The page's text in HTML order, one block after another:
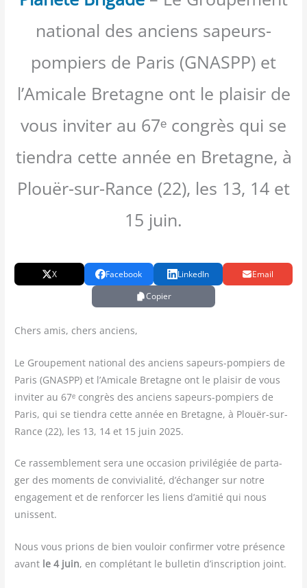
national des anciens sapeurs-
pompiers de Paris (GNASPP) et
l’Amicale Bretagne ont le plaisir de
vous inviter au 67ᵉ congrès qui se
tiendra cette année en Bretagne, à
Plouër-sur-Rance (22), les 13, 14 et
15 juin.
X Facebook LinkedIn
Email
Copier
Chers amis, chers anciens,
Le Grou­pe­ment natio­nal des anciens sapeurs-pom­piers de
Paris (GNASPP) et l’Amicale Bre­tagne ont le plai­sir de vous
invi­ter au 67ᵉ congrès des anciens sapeurs-pom­piers de
Paris, qui se tien­dra cette année en Bre­tagne, à Plouër-sur-
Rance (22), les 13, 14 et 15 juin 2025.
Ce ras­sem­ble­ment sera une occa­sion pri­vi­lé­giée de par­ta­
ger des moments de convi­via­li­té, d’échanger sur notre
enga­ge­ment et de ren­for­cer les liens d’amitié qui nous
unissent.
Nous vous prions de bien vou­loir confir­mer votre pré­sence
avant le 4 juin, en com­plé­tant le bul­le­tin d’inscription joint.